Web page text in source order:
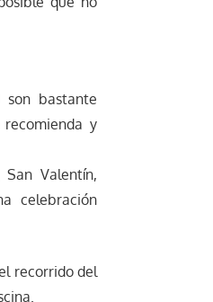
bastante
y
Valentín,
celebración
recorrido del